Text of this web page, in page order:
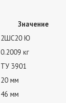
Значение
2ШС20 Ю
0.2009 кг
ТУ 3901
20 мм
46 мм